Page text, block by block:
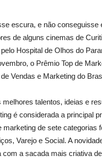
escura, e não
de alguns cinemas de
Hospital de Olhos do
o Prêmio Top de
Vendas e Marketing do
talentos, ideias e
é considerada a principal
de sete categorias
Varejo e Social. A
com a sacada mais criativa